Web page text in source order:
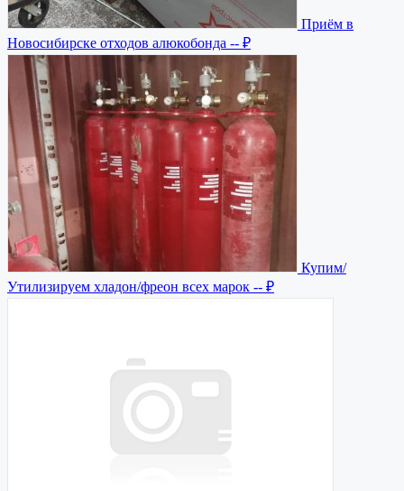
Приём в
Новосибирске отходов алюкобонда -- ₽
Купим/
Утилизируем хладон/фреон всех марок -- ₽